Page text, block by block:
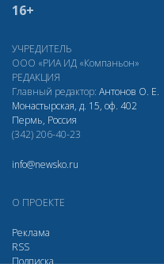
16+
УЧРЕДИТЕЛЬ
ООО «РИА ИД «Компаньон»
РЕДАКЦИЯ
Главный редактор: Антонов О. Е.
Монастырская, д. 15, оф. 402
Пермь, Россия
(342) 206-40-23
info@newsko.ru
О ПРОЕКТЕ
Реклама
RSS
Подписка